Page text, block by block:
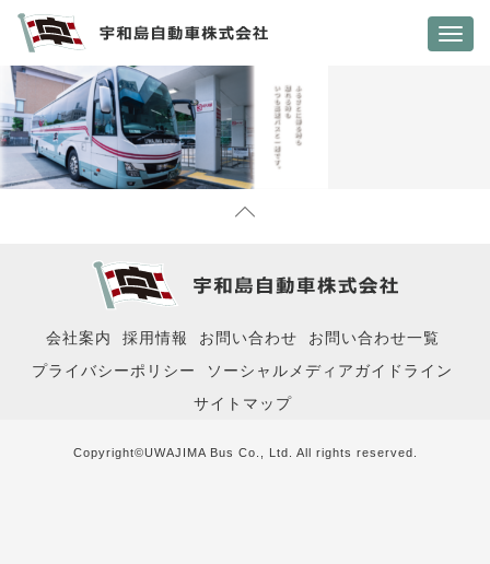
会社案内 採用情報 お問い合わせ
お問い合わせ一覧
プライバシーポリシー
ソーシャルメディアガイドライン
サイトマップ
Copyright©UWAJIMA Bus Co., Ltd. All rights reserved.